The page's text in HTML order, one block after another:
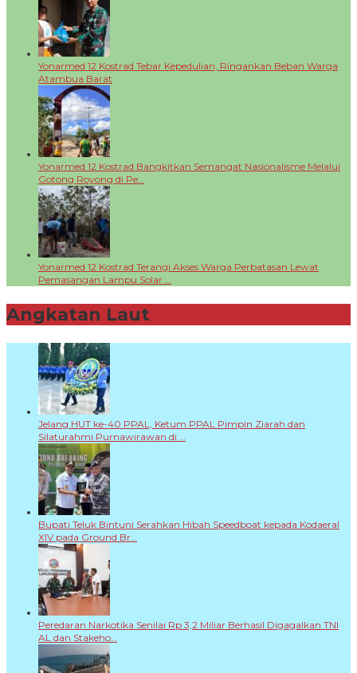
Yonarmed 12 Kostrad Tebar Kepedulian, Ringankan Beban Warga
Atambua Barat
Yonarmed 12 Kostrad Bangkitkan Semangat Nasionalisme Melalui
Gotong Royong di Pe…
Yonarmed 12 Kostrad Terangi Akses Warga Perbatasan Lewat
Pemasangan Lampu Solar …
Angkatan Laut
Jelang HUT ke-40 PPAL, Ketum PPAL Pimpin Ziarah dan
Silaturahmi Purnawirawan di …
Bupati Teluk Bintuni Serahkan Hibah Speedboat kepada Kodaeral
XIV pada Ground Br…
Peredaran Narkotika Senilai Rp 3,2 Miliar Berhasil Digagalkan TNI
AL dan Stakeho…